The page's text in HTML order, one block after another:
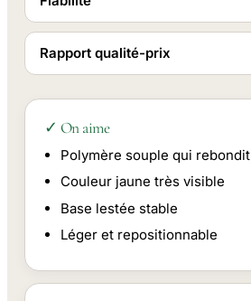
Rapport qualité-prix
✓ On aime
Polymère souple qui rebondit
Couleur jaune très visible
Base lestée stable
Léger et repositionnable